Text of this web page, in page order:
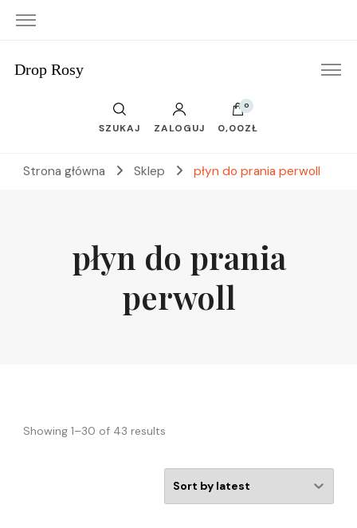
Drop Rosy
SZUKAJ ZALOGUJ
0
0,00ZŁ
Strona główna Sklep płyn do prania perwoll
płyn do prania
perwoll
Showing 1–30 of 43 results